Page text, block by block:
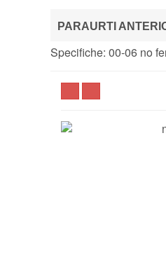
PARAURTI
Specifiche: 00-06 no